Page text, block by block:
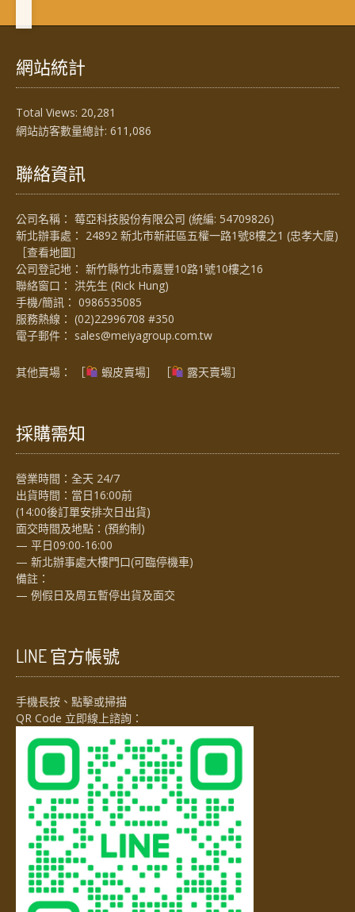
網站統計
Total Views: 20,281
網站訪客數量總計: 611,086
聯絡資訊
公司名稱： 莓亞科技股份有限公司 (統編: 54709826)
新北辦事處： 24892 新北市新莊區五權一路1號8樓之1 (忠孝大廈)
［查看地圖］
公司登記地： 新竹縣竹北市嘉豐10路1號10樓之16
聯絡窗口： 洪先生 (Rick Hung)
手機/簡訊： 0986535085
服務熱線： (02)22996708 #350
電子郵件： sales@meiyagroup.com.tw
其他賣場： ［ 蝦皮賣場］ ［ 露天賣場］
採購需知
營業時間：全天 24/7
出貨時間：當日16:00前
(14:00後訂單安排次日出貨)
面交時間及地點：(預約制)
— 平日09:00-16:00
— 新北辦事處大樓門口(可臨停機車)
備註：
— 例假日及周五暫停出貨及面交
LINE 官方帳號
手機長按、點擊或掃描
QR Code 立即線上諮詢：